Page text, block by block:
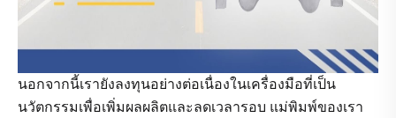
นอกจากนี้เรายังลงทุนอย่างต่อเนื่องในเครื่องมือที่เป็น
นวัตกรรมเพื่อเพิ่มผลผลิตและลดเวลารอบ แม่พิมพ์ของเรา